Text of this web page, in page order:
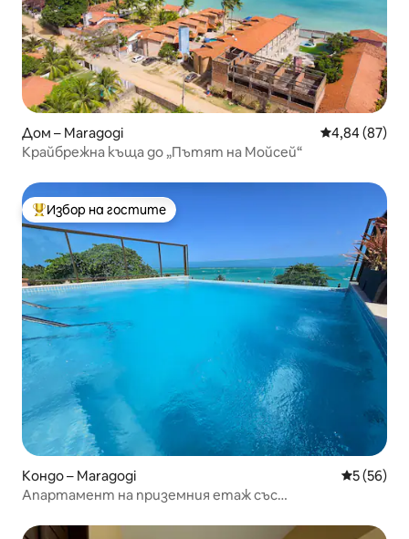
Дом – Maragogi Средна
4,84 (87)
Крайбрежна къща до „Пътят на Мойсей“
Най-популярен избор на гостите
Избор на гостите
Кондо – Maragogi Средна
5 (56)
Апартамент на приземния етаж със